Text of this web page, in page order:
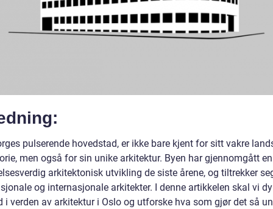
pulserende hovedstad, er ikke bare kjent for sitt vakre
men også for sin unike arkitektur. Byen har gjennomgått en
arkitektonisk utvikling de siste årene, og tiltrekker
og internasjonale arkitekter. I denne artikkelen skal vi
i verden av arkitektur i Oslo og utforske hva som gjør det så